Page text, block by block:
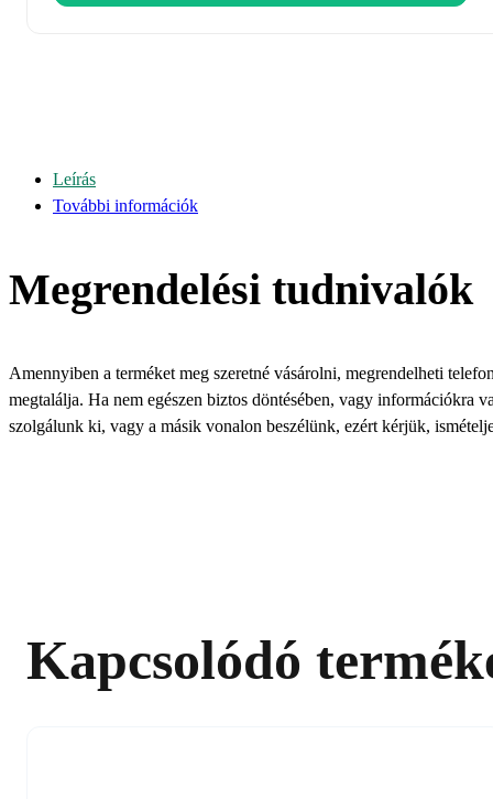
Leírás
További információk
Megrendelési tudnivalók
Amennyiben a terméket meg szeretné vásárolni, megrendelheti
megtalálja. Ha nem egészen biztos döntésében, vagy információkra
szolgálunk ki, vagy a másik vonalon beszélünk, ezért kérjük,
Kapcsolódó